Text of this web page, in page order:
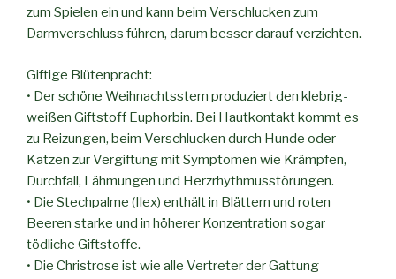
zum Spielen ein und kann beim Verschlucken zum
Darmverschluss führen, darum besser darauf verzichten.
Giftige Blütenpracht:
• Der schöne Weihnachtsstern produziert den klebrig-
weißen Giftstoff Euphorbin. Bei Hautkontakt kommt es
zu Reizungen, beim Verschlucken durch Hunde oder
Katzen zur Vergiftung mit Symptomen wie Krämpfen,
Durchfall, Lähmungen und Herzrhythmusstörungen.
• Die Stechpalme (Ilex) enthält in Blättern und roten
Beeren starke und in höherer Konzentration sogar
tödliche Giftstoffe.
• Die Christrose ist wie alle Vertreter der Gattung